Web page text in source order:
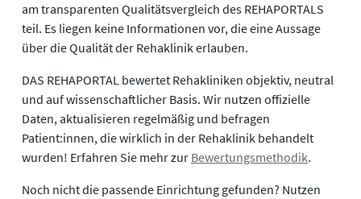
am transparenten Qualitätsvergleich des REHAPORTALS
teil. Es liegen keine Informationen vor, die eine Aussage
über die Qualität der Rehaklinik erlauben.
DAS REHAPORTAL bewertet Rehakliniken objektiv, neutral
und auf wissenschaftlicher Basis. Wir nutzen offizielle
Daten, aktualisieren regelmäßig und befragen
Patient:innen, die wirklich in der Rehaklinik behandelt
wurden! Erfahren Sie mehr zur Bewertungsmethodik.
Noch nicht die passende Einrichtung gefunden? Nutzen